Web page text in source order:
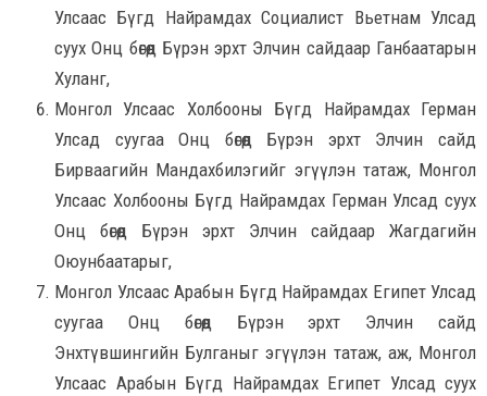
Улсаас Бүгд Найрамдах Социалист Вьетнам Улсад
суух Онц бөгөөд Бүрэн эрхт Элчин сайдаар Ганбаатарын
Хуланг,
Монгол Улсаас Холбооны Бүгд Найрамдах Герман
Улсад суугаа Онц бөгөөд Бүрэн эрхт Элчин сайд
Бирваагийн Мандахбилэгийг эгүүлэн татаж, Монгол
Улсаас Холбооны Бүгд Найрамдах Герман Улсад суух
Онц бөгөөд Бүрэн эрхт Элчин сайдаар Жагдагийн
Оюунбаатарыг,
Монгол Улсаас Арабын Бүгд Найрамдах Египет Улсад
суугаа Онц бөгөөд Бүрэн эрхт Элчин сайд
Энхтүвшингийн Булганыг эгүүлэн татаж, аж, Монгол
Улсаас Арабын Бүгд Найрамдах Египет Улсад суух